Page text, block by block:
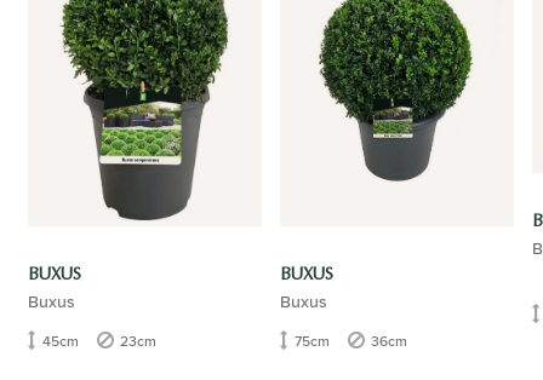
BUXUS
Buxus
45cm 23cm
BUXUS
Buxus
75cm 36cm